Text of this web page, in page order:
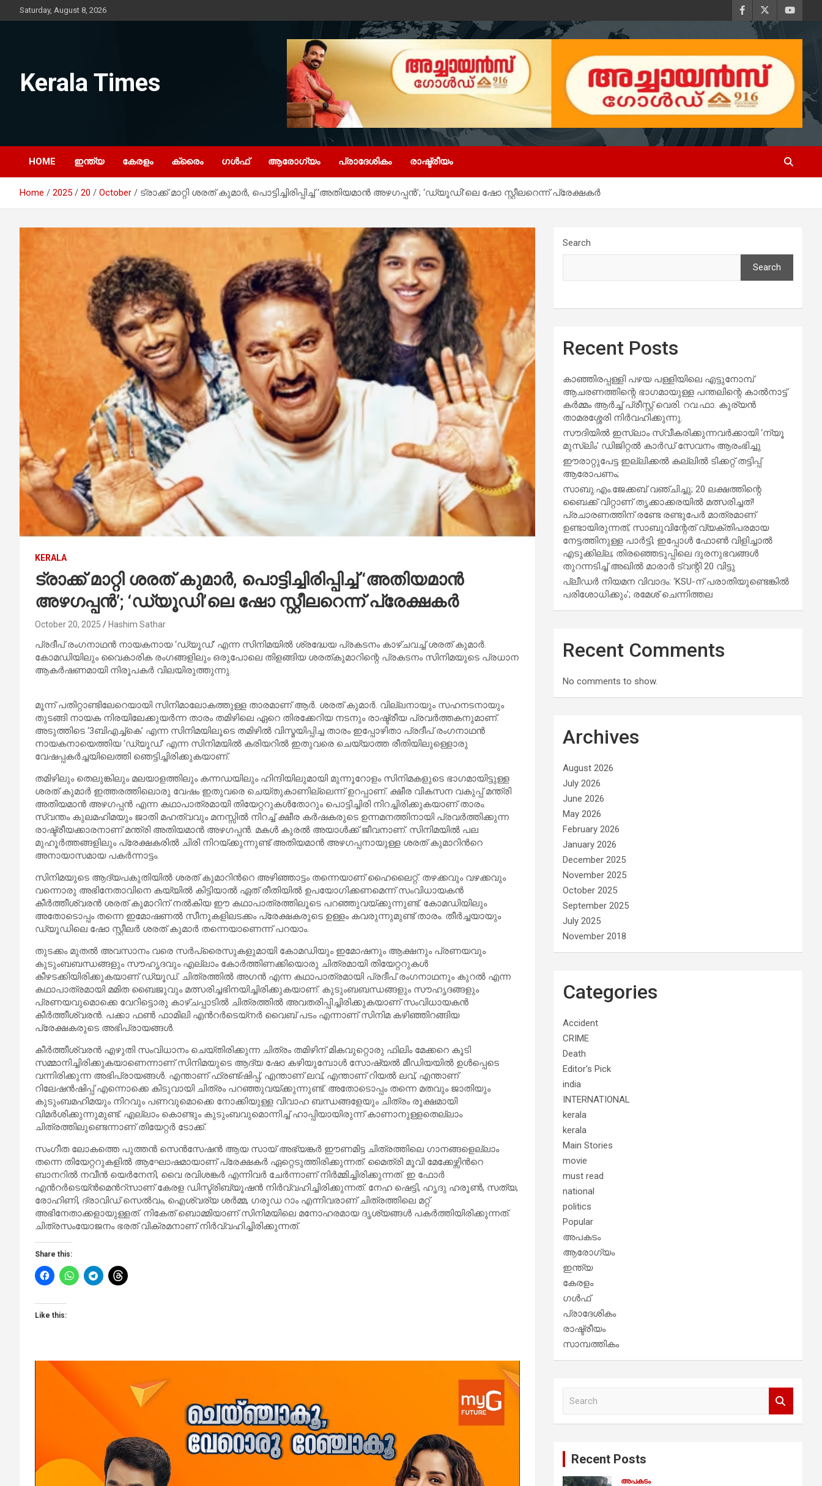
to
Saturday, August 8, 2026
Kerala Times
HOME ഇന്ത്യ കേരളം ക്രൈം ഗൾഫ് ആരോഗ്യം പ്രാദേശികം രാഷ്ട്രീയം
Home 2025 20 October ട്രാക്ക് മാറ്റി ശരത് കുമാർ, പൊട്ടിച്ചിരിപ്പിച്ച് ‘അതിയമാൻ അഴഗപ്പൻ’; ‘ഡ്യൂഡി’ലെ ഷോ സ്റ്റീലറെന്ന് പ്രേക്ഷകർ
KERALA
ട്രാക്ക് മാറ്റി ശരത് കുമാർ, പൊട്ടിച്ചിരിപ്പിച്ച് ‘അതിയമാൻ
അഴഗപ്പൻ’; ‘ഡ്യൂഡി’ലെ ഷോ സ്റ്റീലറെന്ന് പ്രേക്ഷകർ
October 20, 2025 Hashim Sathar
പ്രദീപ് രംഗനാഥൻ നായകനായ ‘ഡ്യൂഡ്’ എന്ന സിനിമയിൽ ശ്രദ്ധേയ പ്രകടനം കാഴ്ചവച്ച് ശരത് കുമാർ.
കോമഡിയിലും വൈകാരിക രംഗങ്ങളിലും ഒരുപോലെ തിളങ്ങിയ ശരത്കുമാറിന്റെ പ്രകടനം സിനിമയുടെ പ്രധാന
ആകർഷണമായി നിരൂപകർ വിലയിരുത്തുന്നു.
മൂന്ന് പതിറ്റാണ്ടിലേറെയായി സിനിമാലോകത്തുള്ള താരമാണ് ആർ. ശരത് കുമാർ. വില്ലനായും സഹനടനായും
തുടങ്ങി നായക നിരയിലേക്കുയർന്ന താരം തമിഴിലെ ഏറെ തിരക്കേറിയ നടനും രാഷ്ട്രീയ പ്രവർത്തകനുമാണ്.
അടുത്തിടെ ‘3ബിഎച്ച്കെ’ എന്ന സിനിമയിലൂടെ തമിഴിൽ വിസ്മയിപ്പിച്ച താരം ഇപ്പോഴിതാ പ്രദീപ് രംഗനാഥൻ
നായകനായെത്തിയ ‘ഡ്യൂഡ്’ എന്ന സിനിമയിൽ കരിയറിൽ ഇതുവരെ ചെയ്യാത്ത രീതിയിലുള്ളൊരു
വേഷപ്പകർച്ചയിലെത്തി ഞെട്ടിച്ചിരിക്കുകയാണ്.
തമിഴിലും തെലുങ്കിലും മലയാളത്തിലും കന്നഡയിലും ഹിന്ദിയിലുമായി മുന്നൂറോളം സിനിമകളുടെ ഭാഗമായിട്ടുള്ള
ശരത് കുമാർ ഇത്തരത്തിലൊരു വേഷം ഇതുവരെ ചെയ്തുകാണില്ലെന്ന് ഉറപ്പാണ്. ക്ഷീര വികസന വകുപ്പ് മന്ത്രി
അതിയമാൻ അഴഗപ്പൻ എന്ന കഥാപാത്രമായി തിയേറ്ററുകൾതോറും പൊട്ടിച്ചിരി നിറച്ചിരിക്കുകയാണ് താരം.
സ്വന്തം കുലമഹിമയും ജാതി മഹത്വവും മനസ്സിൽ നിറച്ച് ക്ഷീര കർഷകരുടെ ഉന്നമനത്തിനായി പ്രവർത്തിക്കുന്ന
രാഷ്ട്രീയക്കാരനാണ് മന്ത്രി അതിയമാൻ അഴഗപ്പൻ. മകൾ കുരൽ അയാള്‍ക്ക് ജീവനാണ്. സിനിമയിൽ പല
മുഹൂർത്തങ്ങളിലും പ്രേക്ഷകരിൽ ചിരി നിറയ്ക്കുന്നുണ്ട് അതിയമാൻ അഴഗപ്പനായുള്ള ശരത് കുമാറിന്‍റെ
അനായാസമായ പകർന്നാട്ടം.
സിനിമയുടെ ആദ്യപകുതിയിൽ ശരത് കുമാറിന്‍റെ അഴിഞ്ഞാട്ടം തന്നെയാണ് ഹൈലൈറ്റ്. തഴക്കവും വഴക്കവും
വന്നൊരു അഭിനേതാവിനെ കയ്യിൽ കിട്ടിയാൽ ഏത് രീതിയിൽ ഉപയോഗിക്കണമെന്ന് സംവിധായകൻ
കീർത്തീശ്വരൻ ശരത് കുമാറിന് നൽകിയ ഈ കഥാപാത്രത്തിലൂടെ പറഞ്ഞുവയ്ക്കുന്നുണ്ട്. കോമഡിയിലും
അതോടൊപ്പം തന്നെ ഇമോഷണൽ സീനുകളിലടക്കം പ്രേക്ഷകരുടെ ഉള്ളം കവരുന്നുമുണ്ട് താരം. തീർച്ചയായും
ഡ്യൂഡിലെ ഷോ സ്റ്റീലർ ശരത് കുമാർ തന്നെയാണെന്ന് പറയാം.
തുടക്കം മുതൽ അവസാനം വരെ സർപ്രൈസുകളുമായി കോമഡിയും ഇമോഷനും ആക്ഷനും പ്രണയവും
കുടുംബബന്ധങ്ങളും സൗഹൃദവും എല്ലാം കോർത്തിണക്കിയൊരു ചിത്രമായി തിയേറ്ററുകള്‍
കീഴടക്കിയിരിക്കുകയാണ് ഡ്യൂഡ്. ചിത്രത്തിൽ അഗൻ എന്ന കഥാപാത്രമായി പ്രദീപ് രംഗനാഥനും കുറൽ എന്ന
കഥാപാത്രമായി മമിത ബൈജുവും മത്സരിച്ചഭിനയിച്ചിരിക്കുകയാണ്. കുടുംബബന്ധങ്ങളും സൗഹൃദങ്ങളും
പ്രണയവുമൊക്കെ വേറിട്ടൊരു കാഴ്ചപ്പാടിൽ ചിത്രത്തിൽ അവതരിപ്പിച്ചിരിക്കുകയാണ് സംവിധായകൻ
കീർത്തീശ്വരൻ. പക്കാ ഫൺ ഫാമിലി എന്‍റർടെയ്നർ വൈബ് പടം എന്നാണ് സിനിമ കഴിഞ്ഞിറങ്ങിയ
പ്രേക്ഷകരുടെ അഭിപ്രായങ്ങള്‍.
കീർത്തീശ്വരൻ എഴുതി സംവിധാനം ചെയ്തിരിക്കുന്ന ചിത്രം തമിഴിന് മികവുറ്റൊരു ഫിലിം മേക്കറെ കൂടി
സമ്മാനിച്ചിരിക്കുകയാണെന്നാണ് സിനിമയുടെ ആദ്യ ഷോ കഴിയുമ്പോള്‍ സോഷ്യൽ മീഡിയയിൽ ഉള്‍പ്പെടെ
വന്നിരിക്കുന്ന അഭിപ്രായങ്ങള്‍. എന്താണ് ഫ്രണ്ട്ഷിപ്പ്, എന്താണ് ലവ്, എന്താണ് റിയൽ ലവ്, എന്താണ്
റിലേഷൻഷിപ്പ് എന്നൊക്കെ കിടുവായി ചിത്രം പറഞ്ഞുവയ്ക്കുന്നുണ്ട്. അതോടൊപ്പം തന്നെ മതവും ജാതിയും
കുടുംബമഹിമയും നിറവും പണവുമൊക്കെ നോക്കിയുള്ള വിവാഹ ബന്ധങ്ങളേയും ചിത്രം രൂക്ഷമായി
വിമർശിക്കുന്നുമുണ്ട്. എല്ലാം കൊണ്ടും കുടുംബവുമൊന്നിച്ച് ഹാപ്പിയായിരുന്ന് കാണാനുള്ളതെല്ലാം
ചിത്രത്തിലുണ്ടെന്നാണ് തിയേറ്റർ ടോക്ക്.
സംഗീത ലോകത്തെ പുത്തൻ സെൻസേഷൻ ആയ സായ് അഭ്യങ്കർ ഈണമിട്ട ചിത്രത്തിലെ ഗാനങ്ങളെല്ലാം
തന്നെ തിയേറ്ററുകളിൽ ആഘോഷമായാണ് പ്രേക്ഷകർ ഏറ്റെടുത്തിരിക്കുന്നത്. മൈത്രി മൂവി മേക്കേഴ്സിന്‍റെ
ബാനറിൽ നവീൻ യെർനേനി, വൈ രവിശങ്കർ എന്നിവർ ചേർന്നാണ് നിർമ്മിച്ചിരിക്കുന്നത്. ഇ ഫോർ
എന്‍റർടെയ്ൻമെന്‍റ്സാണ് കേരള ഡിസ്ട്രിബ്യൂഷൻ നിർവ്വഹിച്ചിരിക്കുന്നത്. നേഹ ഷെട്ടി, ഹൃദു ഹരൂൺ, സത്യ,
രോഹിണി, ദ്രാവിഡ് സെൽവം, ഐശ്വര്യ ശർമ്മ, ഗരുഡ റാം എന്നിവരാണ് ചിത്രത്തിലെ മറ്റ്
അഭിനേതാക്കളായുള്ളത്. നികേത് ബൊമ്മിയാണ് സിനിമയിലെ മനോഹരമായ ദൃശ്യങ്ങൾ പകർത്തിയിരിക്കുന്നത്.
ചിത്രസംയോജനം ഭരത് വിക്രമനാണ് നിർവ്വഹിച്ചിരിക്കുന്നത്.
Share this:
Like this:
Search
Search
Recent Posts
കാഞ്ഞിരപ്പള്ളി പഴയ പള്ളിയിലെ എട്ടുനോമ്പ്
ആചരണത്തിന്റെ ഭാഗമായുള്ള പന്തലിന്റെ കാൽനാട്ട്
കർമ്മം ആർച്ച് പ്രീസ്റ്റ് വെരി. റവ.ഫാ. കുര്യൻ
താമരശ്ശേരി നിർവഹിക്കുന്നു.
സൗദിയില്‍ ഇസ്‌ലാം സ്വീകരിക്കുന്നവര്‍ക്കായി ‘ന്യൂ
മുസ്ലിം’ ഡിജിറ്റല്‍ കാര്‍ഡ് സേവനം ആരംഭിച്ചു
ഈരാറ്റുപേട്ട ഇല്ലിക്കൽ കല്ലിൽ ടിക്കറ്റ് തട്ടിപ്പ്
ആരോപണം;
സാബു.എം.ജേക്കബ് വഞ്ചിച്ചു; 20 ലക്ഷത്തിന്റെ
ബൈക്ക് വിറ്റാണ് തൃക്കാക്കരയില്‍ മത്സരിച്ചത്!
പ്രചാരണത്തിന് രണ്ടേ രണ്ടുപേര്‍ മാത്രമാണ്
ഉണ്ടായിരുന്നത്; സാബുവിന്റേത് വ്യക്തിപരമായ
നേട്ടത്തിനുള്ള പാര്‍ട്ടി; ഇപ്പോള്‍ ഫോണ്‍ വിളിച്ചാല്‍
എടുക്കില്ല; തിരഞ്ഞെടുപ്പിലെ ദുരനുഭവങ്ങള്‍
തുറന്നടിച്ച് അഖില്‍ മാരാര്‍ ട്വന്റി 20 വിട്ടു
പ്ലീഡർ നിയമന വിവാദം: ‘KSU-ന് പരാതിയുണ്ടെങ്കിൽ
പരിശോധിക്കും’; രമേശ് ചെന്നിത്തല
Recent Comments
No comments to show.
Archives
August 2026
July 2026
June 2026
May 2026
February 2026
January 2026
December 2025
November 2025
October 2025
September 2025
July 2025
November 2018
Categories
Accident
CRIME
Death
Editor's Pick
india
INTERNATIONAL
kerala
kerala
Main Stories
movie
must read
national
politics
Popular
അപകടം
ആരോഗ്യം
ഇന്ത്യ
കേരളം
ഗൾഫ്
പ്രാദേശികം
രാഷ്ട്രീയം
സാമ്പത്തികം
Recent Posts
അപകടം